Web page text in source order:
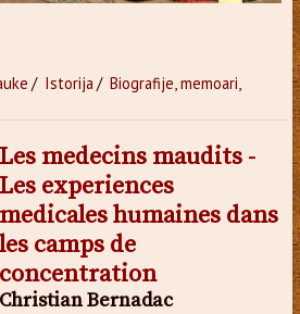
/ Istorija/ Biografije, memoari,
Les medecins maudits -
Les experiences
medicales humaines dans
les camps de
concentration
Christian Bernadac